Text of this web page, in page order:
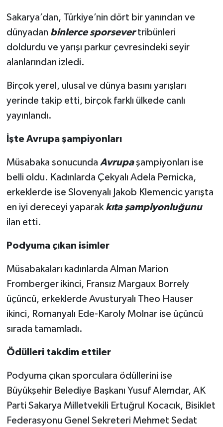
Sakarya’dan, Türkiye’nin dört bir yanından ve
dünyadan binlerce sporsevertribünleri
doldurdu ve yarışı parkur çevresindeki seyir
alanlarından izledi.
Birçok yerel, ulusal ve dünya basını yarışları
yerinde takip etti, birçok farklı ülkede canlı
yayınlandı.
İşte Avrupa şampiyonları
Müsabaka sonucunda Avrupaşampiyonları ise
belli oldu. Kadınlarda Çekyalı Adela Pernicka,
erkeklerde ise Slovenyalı Jakob Klemencic yarışta
en iyi dereceyi yaparak kıta şampiyonluğunu
ilan etti.
Podyuma çıkan isimler
Müsabakaları kadınlarda Alman Marion
Fromberger ikinci, Fransız Margaux Borrely
üçüncü, erkeklerde Avusturyalı Theo Hauser
ikinci, Romanyalı Ede-Karoly Molnar ise üçüncü
sırada tamamladı.
Ödülleri takdim ettiler
Podyuma çıkan sporculara ödüllerini ise
Büyükşehir Belediye Başkanı Yusuf Alemdar, AK
Parti Sakarya Milletvekili Ertuğrul Kocacık, Bisiklet
Federasyonu Genel Sekreteri Mehmet Sedat